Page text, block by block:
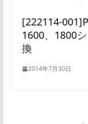
[222114-
1600、1800
換
2014年7月30日